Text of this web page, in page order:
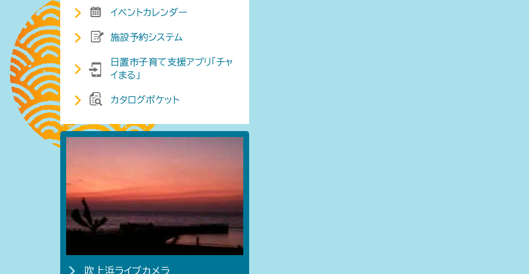
イベントカレンダー
施設予約システム
日置市子育て支援アプリ「チャ
イまる」
カタログポケット
吹上浜ライブカメラ